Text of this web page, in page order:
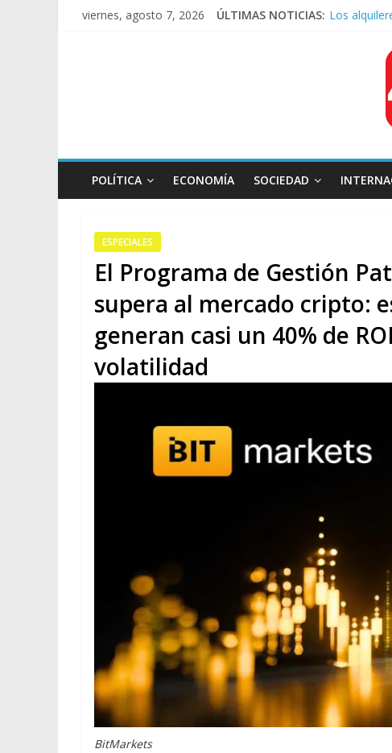
viernes, agosto 7, 2026 ÚLTIMAS NOTICIAS: Los
Sáenz
POLÍTICA ECONOMÍA SOCIEDAD
ESPECIALES
El Programa de Gestión
supera al mercado cripto:
generan casi un 40% de
volatilidad
BitMarkets